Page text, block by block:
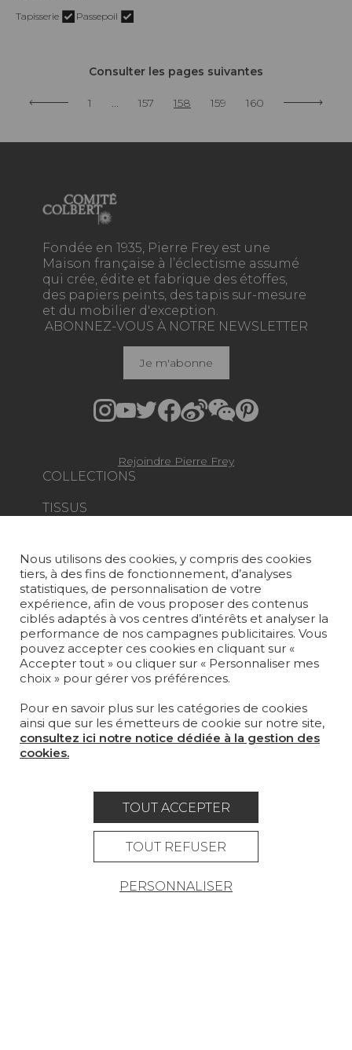
Tapisserie Passepoil
Consulter les pages suivantes
1 ... 157 158 159 160
Fondée en 1935, Pierre Frey est une
Maison française à l’éclectisme assumé
qui crée, édite et fabrique des étoffes,
des papiers peints, des tapis sur-mesure
et du mobilier d'exception.
COLLECTIONS
TISSUS
TAPIS ET MOQUETTES
MOBILIER
PROJETS
SUR-MESURE
MAGAZINE
LA MAISON
OÙ NOUS TROUVER ?
ABONNEZ-VOUS À NOTRE NEWSLETTER
Je m'abonne
Rejoindre Pierre Frey
Carrière Contact
Lexique
Nous utilisons des cookies, y compris des cookies
tiers, à des fins de fonctionnement, d’analyses
statistiques, de personnalisation de votre
expérience, afin de vous proposer des contenus
ciblés adaptés à vos centres d’intérêts et analyser la
performance de nos campagnes publicitaires. Vous
pouvez accepter ces cookies en cliquant sur «
Accepter tout » ou cliquer sur « Personnaliser mes
choix » pour gérer vos préférences.
Pour en savoir plus sur les catégories de cookies
ainsi que sur les émetteurs de cookie sur notre site,
consultez ici notre notice dédiée à la gestion des
cookies.
TOUT ACCEPTER
TOUT REFUSER
PERSONNALISER